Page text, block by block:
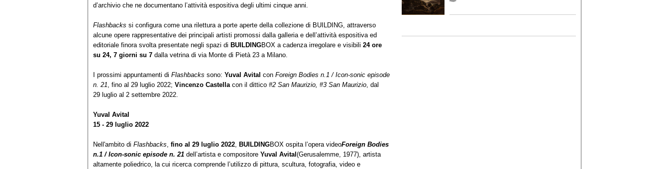
d’archivio che ne documentano l’attività espositiva degli ultimi cinque anni.
Flashbacks si configura come una rilettura a porte aperte della collezione di BUILDING, attraverso
alcune opere rappresentative dei principali artisti promossi dalla galleria e dell’attività espositiva ed
editoriale finora svolta presentate negli spazi di BUILDINGBOX a cadenza irregolare e visibili 24 ore
su 24, 7 giorni su 7 dalla vetrina di via Monte di Pietà 23 a Milano.
I prossimi appuntamenti di Flashbacks sono: Yuval Avital con Foreign Bodies n.1 / Icon-sonic episode
n. 21, fino al 29 luglio 2022; Vincenzo Castellacon il dittico #2 San Maurizio, #3 San Maurizio, dal
29 luglio al 2 settembre 2022.
Yuval Avital
15 - 29 luglio 2022
Nell'ambito di Flashbacks, fino al 29 luglio 2022, BUILDINGBOX ospita l’opera videoForeign Bodies
n.1 / Icon-sonic episode n. 21 dell’artista e compositore Yuval Avital (Gerusalemme, 1977), artista
altamente poliedrico, la cui ricerca comprende l’utilizzo di pittura, scultura, fotografia, video e